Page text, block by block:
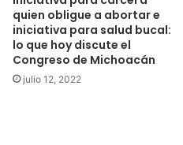
quien obligue a abortar e
iniciativa para salud bucal:
lo que hoy discute el
Congreso de Michoacán
julio 12, 2022